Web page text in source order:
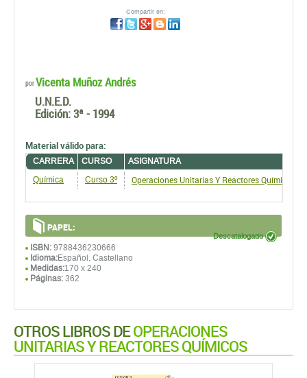
Vicenta Muñoz Andrés
U.N.E.D.
Edición:3ª - 1994
CARRERA CURSO ASIGNATURA
Operaciones Unitarias Y Reactores Químicos
Idioma: Español, Castellano
Medidas:170 x 240
Páginas:362
OTROS LIBROS DEOPERACIONES
UNITARIAS Y REACTORES QUÍMICOS